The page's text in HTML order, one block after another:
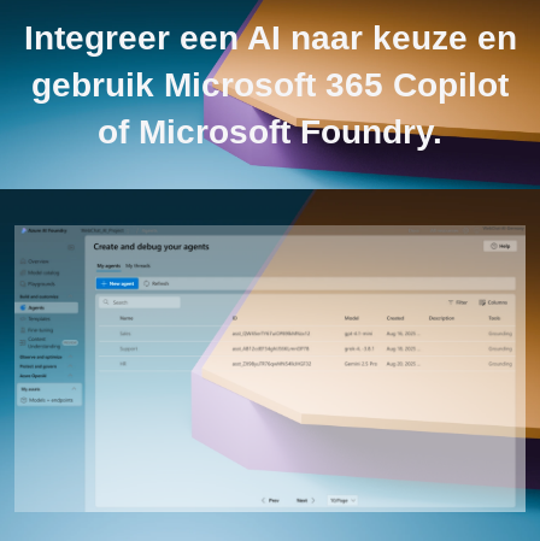
Usercentrics Consent
Management Platform&eRecht24
Integreer een AI naar keuze en
gebruik Microsoft 365 Copilot
of Microsoft Foundry.